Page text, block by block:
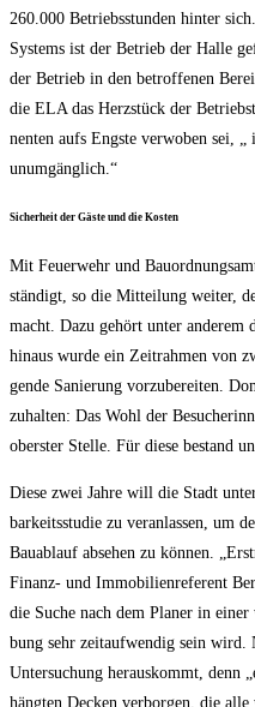
260.000 Betriebs­stun­den hin­ter
Sys­tems ist der Betrieb der Hal­le
der Betrieb in den betrof­fe­nen
die ELA das Herz­stück der
nen­ten aufs Engs­te ver­wo­ben sei,
unumgänglich.“
Sicher­heit der Gäs­te und die Kosten
Mit Feu­er­wehr und
stän­digt, so die Mit­tei­lung wei­ter,
macht. Dazu gehört unter
hin­aus wur­de ein Zeit­rah­men von
gen­de Sanie­rung vor­zu­be­rei­ten.
zu­hal­ten: Das Wohl der
obers­ter Stel­le. Für die­se bestand
Die­se zwei Jah­re will die Stadt
bar­keits­stu­die zu ver­an­las­sen, um
Bau­ab­lauf abse­hen zu kön­nen.
Finanz- und Immo­bi­li­en­re­fe­rent
die Suche nach dem Pla­ner in
bung sehr zeit­auf­wen­dig sein wird.
Unter­su­chung her­aus­kommt, denn
häng­ten Decken ver­bor­gen, die